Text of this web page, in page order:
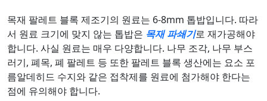
목재 팔레트 블록 제조기의 원료는 6-8mm 톱밥입니다. 따라
서 원료 크기에 맞지 않는 톱밥은 목재 파쇄기로 재가공해야
합니다. 사실 원료는 매우 다양합니다. 나무 조각, 나무 부스
러기, 폐목, 폐 팔레트 등 또한 팔레트 블록 생산에는 요소 포
름알데히드 수지와 같은 접착제를 원료에 첨가해야 한다는
점에 유의해야 합니다.